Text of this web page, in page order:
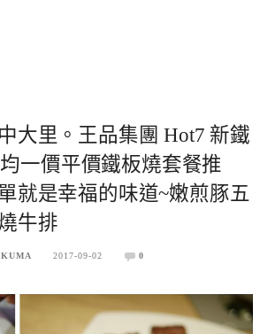
大里。王品集團 Hot7 新鐵
一價平價鐵板燒套餐推
就是幸福的味道~嫩煎豚五
牛排
2017-09-02 0